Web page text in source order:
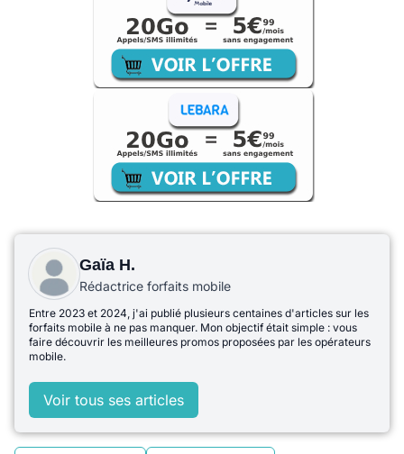
Gaïa H.
Rédactrice forfaits mobile
Entre 2023 et 2024, j'ai publié plusieurs centaines d'articles sur les
forfaits mobile à ne pas manquer. Mon objectif était simple : vous
faire découvrir les meilleures promos proposées par les opérateurs
mobile.
Voir tous ses articles